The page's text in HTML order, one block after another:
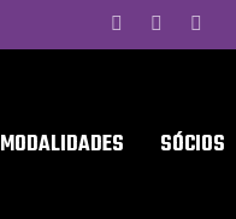
MODALIDADES SÓCIOS